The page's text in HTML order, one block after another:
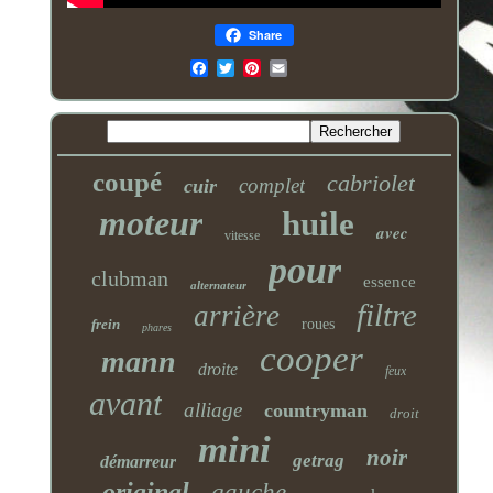
Share
coupé cuir complet cabriolet
moteur vitesse huile avec
clubman alternateur pour essence
frein phares arrière roues filtre
mann droite cooper feux
avant alliage countryman droit
démarreur mini getrag noir